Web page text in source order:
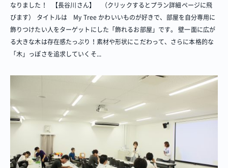
なりました！ 【長谷川さん】 （クリックするとプラン詳細ページに飛
びます） タイトルは My Tree かわいいものが好きで、部屋を自分専用に
飾りつけたい人をターゲットにした「飾れるお部屋」です。 壁一面に広が
る大きな木は存在感たっぷり！素材や形状にこだわって、さらに本格的な
「木」っぽさを追求していくそ...